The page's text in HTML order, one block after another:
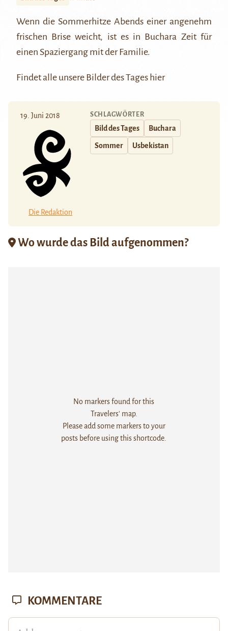
Wenn die Sommerhitze Abends einer angenehm
frischen Brise weicht, ist es in Buchara Zeit für
einen Spaziergang mit der Familie.
Findet alle unsere Bilder des Tages hier
19. Juni 2018
Die Redaktion
SCHLAGWÖRTER
Bild des Tages Buchara
Sommer Usbekistan
Wo wurde das Bild aufgenommen?
No markers found for this
Travelers' map.
Please add some markers to your
posts before using this shortcode.
KOMMENTARE